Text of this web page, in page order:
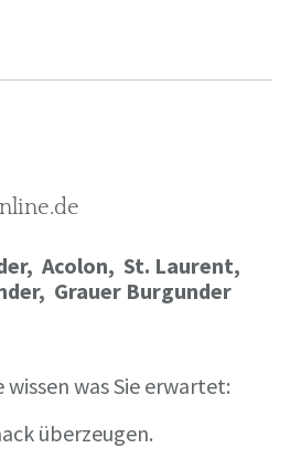
Acolon, St. Laurent,
Grauer Burgunder
was Sie erwartet:
überzeugen.